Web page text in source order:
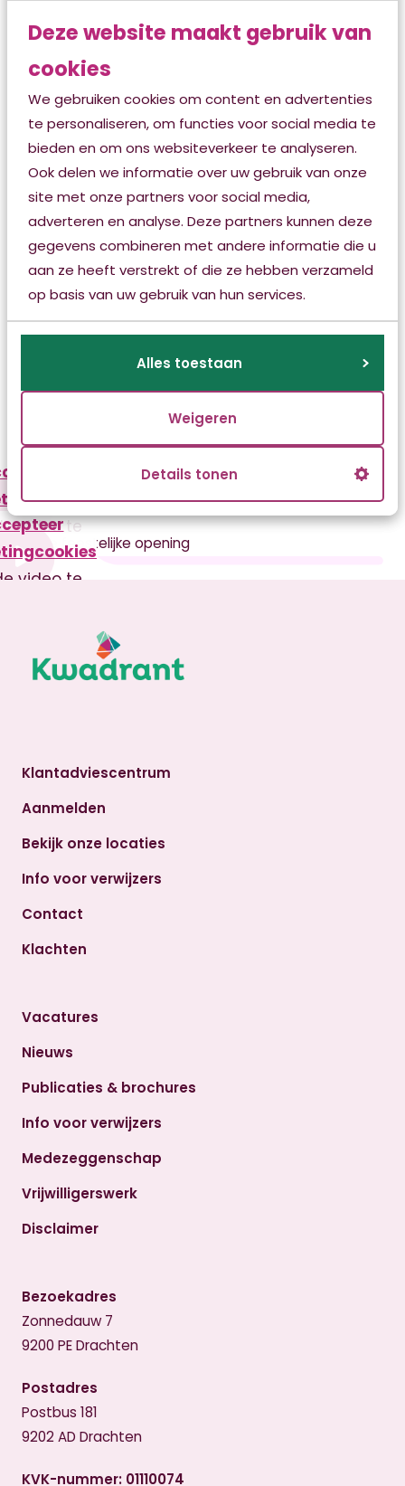
Deze website maakt gebruik van
cookies
We gebruiken cookies om content en advertenties
te personaliseren, om functies voor social media te
bieden en om ons websiteverkeer te analyseren.
Ook delen we informatie over uw gebruik van onze
site met onze partners voor social media,
adverteren en analyse. Deze partners kunnen deze
gegevens combineren met andere informatie die u
aan ze heeft verstrekt of die ze hebben verzameld
op basis van uw gebruik van hun services.
Alles toestaan
Weigeren
Details tonen
aardgasvrije gebouw.
Na de officiële opening was er de gelegenheid voor
eilanders en geïnteresseerden om een kijkje in Ambla
te nemen. Onder het genot van een drankje, hapje
en muziek.
Video's
De feestelijke opening
video te
video te
Klantadviescentrum
Aanmelden
Bekijk onze locaties
Info voor verwijzers
Contact
Klachten
Vacatures
Nieuws
Publicaties & brochures
Info voor verwijzers
Medezeggenschap
Vrijwilligerswerk
Disclaimer
Bezoekadres
Zonnedauw 7
9200 PE Drachten
Postadres
Postbus 181
9202 AD Drachten
KVK-nummer: 01110074